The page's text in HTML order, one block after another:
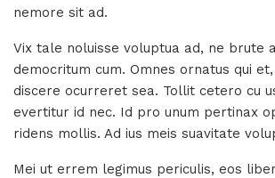
nemore sit ad.
Vix tale noluisse voluptua ad, ne brute
democritum cum. Omnes ornatus qui
discere ocurreret sea. Tollit cetero cu
evertitur id nec. Id pro unum pertinax
ridens mollis. Ad ius meis suavitate
Mei ut errem legimus periculis, eos